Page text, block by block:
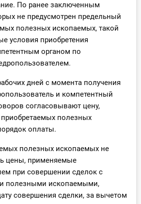
По ранее заключенным
не предусмотрен предельный
полезных ископаемых, такой
условия приобретения
органом по
дней с момента получения
и компетентный
согласовывают цену,
полезных
оплаты.
полезных ископаемых не
цены, применяемые
при совершении сделок с
полезными ископаемыми,
совершения сделки, за вычетом